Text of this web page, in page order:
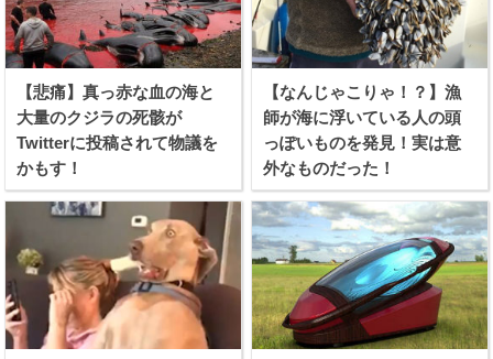
【悲痛】真っ赤な血の海と
大量のクジラの死骸が
Twitterに投稿されて物議を
かもす！
【なんじゃこりゃ！？】漁
師が海に浮いている人の頭
っぽいものを発見！実は意
外なものだった！